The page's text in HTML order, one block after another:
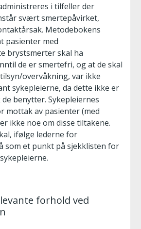
i tilfeller der
svært smertepåvirket,
Metodebokens
pasienter med
brystsmerter skal ha
de er smertefri, og at de skal
overvåkning, var ikke
sykepleierne, da dette ikke er
benytter. Sykepleiernes
mottak av pasienter (med
ikke noe om disse tiltakene.
ifølge lederne for
som et punkt på sjekklisten for
forhold ved